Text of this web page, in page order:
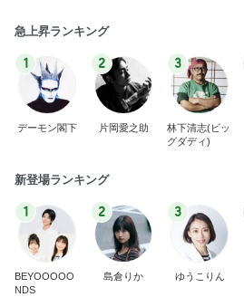
急上昇ランキング
1
デーモン閣下
2
片岡愛之助
3
林下清志(ビッ
グダディ)
新登場ランキング
1
BEYOOOOO
NDS
2
島倉りか
3
ゆうこりん